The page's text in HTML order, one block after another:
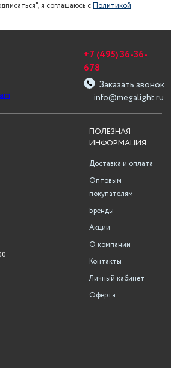
я соглашаюсь сПолитикой
info@megalight.ru
+7 (495) 36-36-
678
Заказать звонок
ПОЛЕЗНАЯ
ИНФОРМАЦИЯ:
Доставка и оплата
Оптовым
покупателям
Бренды
Акции
О компании
Контакты
Личный кабинет
Оферта